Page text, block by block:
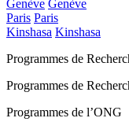
Genève Genève
Paris Paris
Kinshasa Kinshasa
Programmes de
Programmes de
Programmes de l’ONG